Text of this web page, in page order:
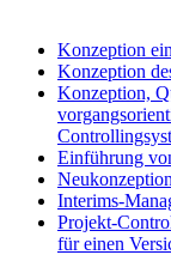
Konzeption
Konzeption
Konzeption,
Einführung
Interims-
Projekt-
für einen